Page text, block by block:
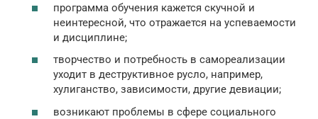
программа обучения кажется скучной и
неинтересной, что отражается на успеваемости
и дисциплине;
творчество и потребность в самореализации
уходит в деструктивное русло, например,
хулиганство, зависимости, другие девиации;
возникают проблемы в сфере социального